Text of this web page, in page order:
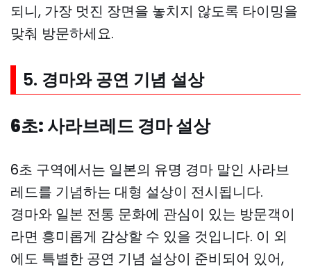
되니, 가장 멋진 장면을 놓치지 않도록 타이밍을
맞춰 방문하세요.
5. 경마와 공연 기념 설상
6초: 사라브레드 경마 설상
6초 구역에서는 일본의 유명 경마 말인 사라브
레드를 기념하는 대형 설상이 전시됩니다.
경마와 일본 전통 문화에 관심이 있는 방문객이
라면 흥미롭게 감상할 수 있을 것입니다. 이 외
에도 특별한 공연 기념 설상이 준비되어 있어,